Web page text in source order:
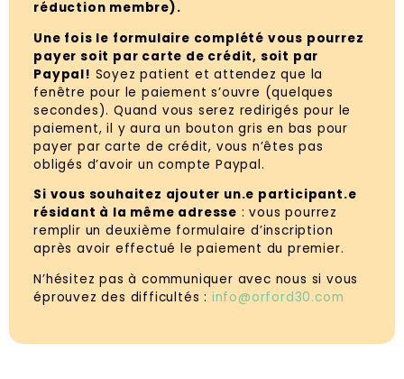
réduction membre).
Une fois le formulaire complété vous pourrez
payer soit par carte de crédit, soit par
Paypal! Soyez patient et attendez que la
fenêtre pour le paiement s’ouvre (quelques
secondes). Quand vous serez redirigés pour le
paiement, il y aura un bouton gris en bas pour
payer par carte de crédit, vous n’êtes pas
obligés d’avoir un compte Paypal.
Si vous souhaitez ajouter un.e participant.e
résidant à la même adresse : vous pourrez
remplir un deuxième formulaire d’inscription
après avoir effectué le paiement du premier.
N’hésitez pas à communiquer avec nous si vous
éprouvez des difficultés : info@orford30.com